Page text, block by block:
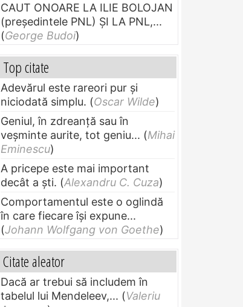
CAUT ONOARE LA ILIE BOLOJAN
(preşedintele PNL) ŞI LA PNL,...
(George Budoi)
Top citate
Adevărul este rareori pur și
niciodată simplu. (Oscar Wilde)
Geniul, în zdreanţă sau în
veşminte aurite, tot geniu... (Mihai
Eminescu)
A pricepe este mai important
decât a ști. (Alexandru C. Cuza)
Comportamentul este o oglindă
în care fiecare își expune...
(Johann Wolfgang von Goethe)
Citate aleator
Dacă ar trebui să includem în
tabelul lui Mendeleev,... (Valeriu